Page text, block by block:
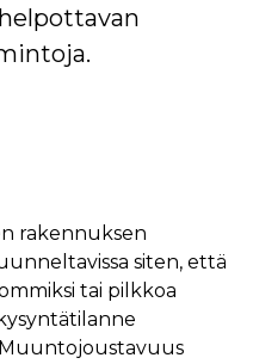
rakennuksen
siten, että
tai pilkkoa